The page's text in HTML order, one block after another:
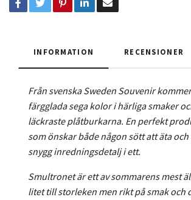
INFORMATION RECENSIONER
Från svenska Sweden Souvenir
färgglada sega kolor i härliga smaker
läckraste plåtburkarna. En perfekt
som önskar både någon sött att äta
snygg inredningsdetalj i ett.
Smultronet är ett av sommarens mest
litet till storleken men rikt på smak och